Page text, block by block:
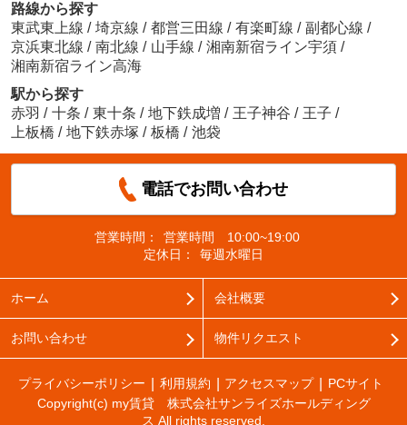
路線から探す
東武東上線 / 埼京線 / 都営三田線 / 有楽町線 / 副都心線 /
京浜東北線 / 南北線 / 山手線 / 湘南新宿ライン宇須 /
湘南新宿ライン高海
駅から探す
赤羽 / 十条 / 東十条 / 地下鉄成増 / 王子神谷 / 王子 /
上板橋 / 地下鉄赤塚 / 板橋 / 池袋
電話でお問い合わせ
営業時間：
営業時間 10:00~19:00
定休日：
毎週水曜日
ホーム 会社概要
お問い合わせ 物件リクエスト
プライバシーポリシー 利用規約 アクセスマップ
PCサイト
Copyright(c) my賃貸 株式会社サンライズホールディング
ス All rights reserved.